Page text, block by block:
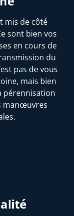
mis de côté
sont bien vos
en cours de
du
pas de vous
mais bien
pérennisation
manœuvres